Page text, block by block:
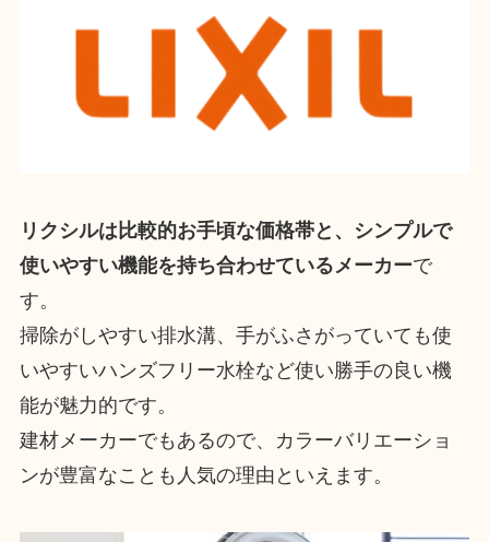
リクシルは比較的お手頃な価格帯と、シンプルで
使いやすい機能を持ち合わせているメーカーで
す。
掃除がしやすい排水溝、手がふさがっていても使
いやすいハンズフリー水栓など使い勝手の良い機
能が魅力的です。
建材メーカーでもあるので、カラーバリエーショ
ンが豊富なことも人気の理由といえます。